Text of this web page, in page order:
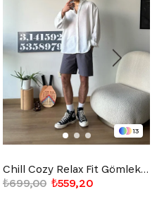
13
Chill Cozy Relax Fit Gömlek Beyaz
₺559,20
₺699,00